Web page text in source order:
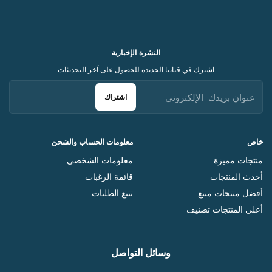
خاص
منتجات مميزة
أحدث المنتجات
أفضل منتجات مبيع
أعلى المنتجات تصنيف
معلومات الحساب والشحن
معلومات الشخصي
قائمة الرغبات
تتبع الطلبات
النشرة الإخبارية
اشترك في قناتنا الجديدة للحصول على آخر التحديثات
اشتراك
وسائل التواصل